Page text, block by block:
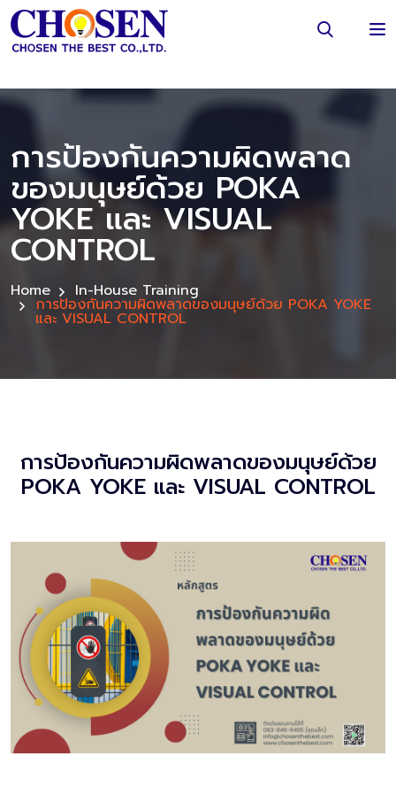
การป้องกันความผิดพลาด
ของมนุษย์ด้วย POKA
YOKE และ VISUAL
CONTROL
Home In-House Training
การป้องกันความผิดพลาดของมนุษย์ด้วย POKA YOKE
และ VISUAL CONTROL
การป้องกันความผิดพลาดของมนุษย์ด้วย
POKA YOKE และ VISUAL CONTROL